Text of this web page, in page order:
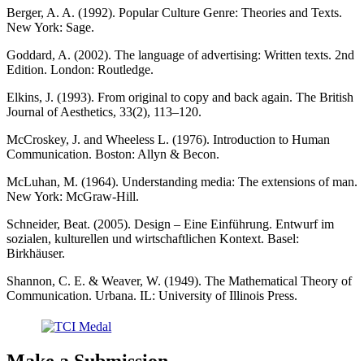
Berger, A. A. (1992). Popular Culture Genre: Theories and Texts.
New York: Sage.
Goddard, A. (2002). The language of advertising: Written texts. 2nd
Edition. London: Routledge.
Elkins, J. (1993). From original to copy and back again. The British
Journal of Aesthetics, 33(2), 113–120.
McCroskey, J. and Wheeless L. (1976). Introduction to Human
Communication. Boston: Allyn & Becon.
McLuhan, M. (1964). Understanding media: The extensions of man.
New York: McGraw-Hill.
Schneider, Beat. (2005). Design – Eine Einführung. Entwurf im
sozialen, kulturellen und wirtschaftlichen Kontext. Basel:
Birkhäuser.
Shannon, C. E. & Weaver, W. (1949). The Mathematical Theory of
Communication. Urbana. IL: University of Illinois Press.